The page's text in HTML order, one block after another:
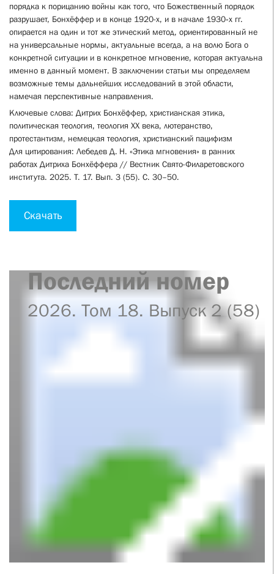
порядка к порицанию войны как того, что Божественный порядок
разрушает, Бонхёффер и в конце 1920-х, и в начале 1930‑х гг.
опирается на один и тот же этический метод, ориентированный не
на универсальные нормы, актуальные всегда, а на волю Бога о
конкретной ситуации и в конкретное мгновение, которая актуальна
именно в данный момент. В заключении статьи мы определяем
возможные темы дальнейших исследований в этой области,
намечая перспективные направления.
Ключевые слова: Дитрих Бонхёффер, христианская этика,
политическая теология, теология XX века, лютеранство,
протестантизм, немецкая теология, христианский пацифизм
Для цитирования: Лебедев Д. Н. «Этика мгновения» в ранних
работах Дитриха Бонхёффера // Вестник Свято-Филаретовского
института. 2025. Т. 17. Вып. 3 (55). С. 30–50.
Скачать
Последний номер
2026. Том 18. Выпуск 2 (58)